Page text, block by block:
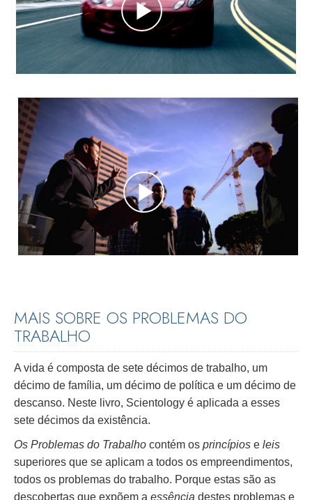
MAIS SOBRE OS PROBLEMAS DO
TRABALHO
A vida é composta de sete décimos de trabalho, um
décimo de família, um décimo de política e um décimo de
descanso. Neste livro, Scientology é aplicada a esses
sete décimos da existência.
Os Problemas do Trabalho contém os princípios e leis
superiores que se aplicam a todos os empreendimentos,
todos os problemas do trabalho. Porque estas são as
descobertas que expõem a essência destes problemas e